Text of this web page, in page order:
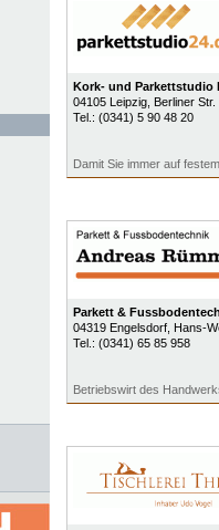
Kork- und Parkettstudio
04105 Leipzig, Berliner Str.
Tel.: (0341) 5 90 48 20
Damit Sie immer auf
Parkett &
04319 Engelsdorf, Hans-
Tel.: (0341) 65 85 958
Betriebswirt des